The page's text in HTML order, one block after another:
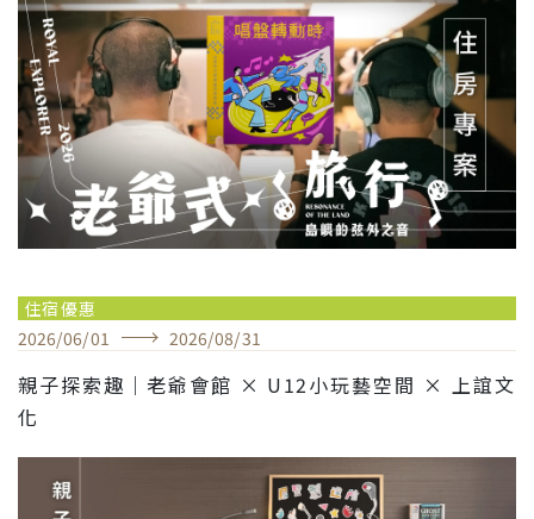
住宿優惠
2026/06/01 2026/08/31
親子探索趣｜老爺會館 × U12小玩藝空間 × 上誼文
化